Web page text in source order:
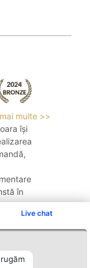
Live chat
multe >>
își
în